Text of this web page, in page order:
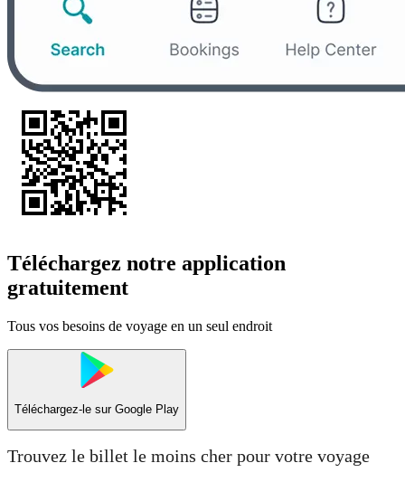
Téléchargez notre application
gratuitement
Tous vos besoins de voyage en un seul endroit
Téléchargez-le sur Google Play
Trouvez le billet le moins cher pour votre voyage